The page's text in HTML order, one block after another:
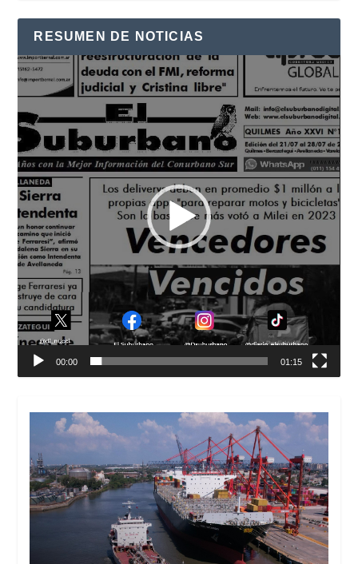
RESUMEN DE NOTICIAS
Reproductor
de
vídeo
00:00 01:15